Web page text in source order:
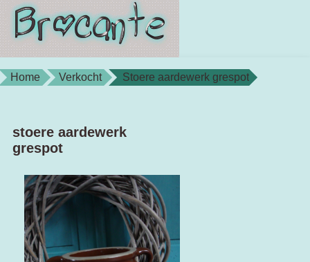
Home Verkocht Stoere aardewerk grespot
stoere aardewerk
grespot